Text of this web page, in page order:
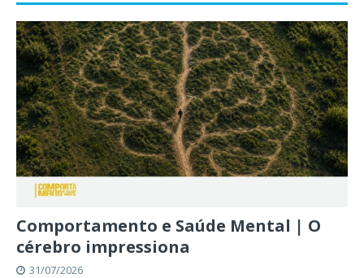
Comportamento e Saúde Mental | O
cérebro impressiona
31/07/2026